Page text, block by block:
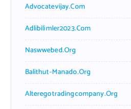
Advocatevijay.com
Adlibilimler2023.com
Naswwebed.org
Balithut-Manado.org
Alteregotradingcompany.org